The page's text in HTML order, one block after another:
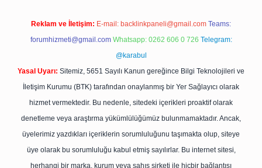
Reklam ve İletişim: E-mail: backlinkpaneli@gmail.com Teams:
forumhizmeti@gmail.com Whatsapp: 0262 606 0 726 Telegram:
@karabul
Yasal Uyarı: Sitemiz, 5651 Sayılı Kanun gereğince Bilgi Teknolojileri ve
İletişim Kurumu (BTK) tarafından onaylanmış bir Yer Sağlayıcı olarak
hizmet vermektedir. Bu nedenle, sitedeki içerikleri proaktif olarak
denetleme veya araştırma yükümlülüğümüz bulunmamaktadır. Ancak,
üyelerimiz yazdıkları içeriklerin sorumluluğunu taşımakta olup, siteye
üye olarak bu sorumluluğu kabul etmiş sayılırlar. Bu internet sitesi,
herhangi bir marka, kurum veya şahıs şirketi ile hiçbir bağlantısı